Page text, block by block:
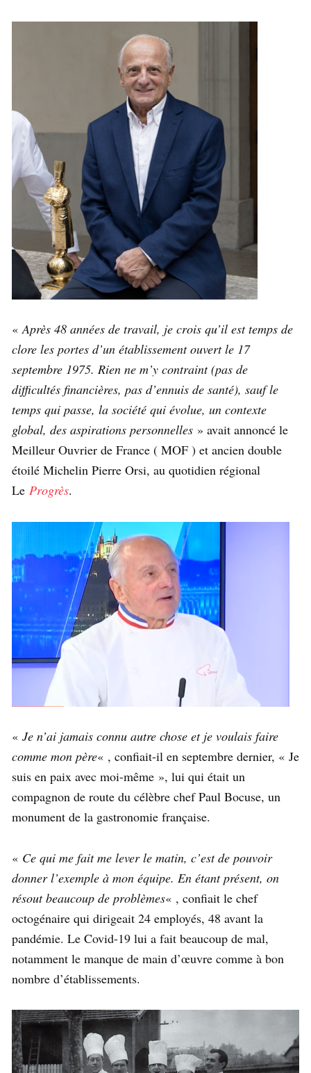
«Après 48 années de travail, je crois qu’il est temps de
clore les portes d’un établissement ouvert le 17
septembre 1975. Rien ne m’y contraint (pas de
difficultés financières, pas d’ennuis de santé), sauf le
temps qui passe, la société qui évolue, un contexte
global, des aspirations personnelles » avait annoncé le
Meilleur Ouvrier de France ( MOF ) et ancien double
étoilé Michelin Pierre Orsi, au quotidien régional
Le Progrès.
« Je n’ai jamais connu autre chose et je voulais faire
comme mon père« , confiait-il en septembre dernier, « Je
suis en paix avec moi-même », lui qui était un
compagnon de route du célèbre chef Paul Bocuse, un
monument de la gastronomie française.
« Ce qui me fait me lever le matin, c’est de pouvoir
donner l’exemple à mon équipe. En étant présent, on
résout beaucoup de problèmes« , confiait le chef
octogénaire qui dirigeait 24 employés, 48 avant la
pandémie. Le Covid-19 lui a fait beaucoup de mal,
notamment le manque de main d’œuvre comme à bon
nombre d’établissements.